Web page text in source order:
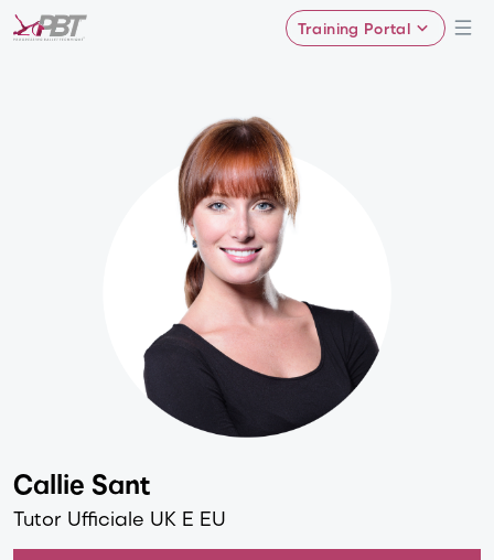
Training Portal
Callie Sant
Tutor Ufficiale UK E EU